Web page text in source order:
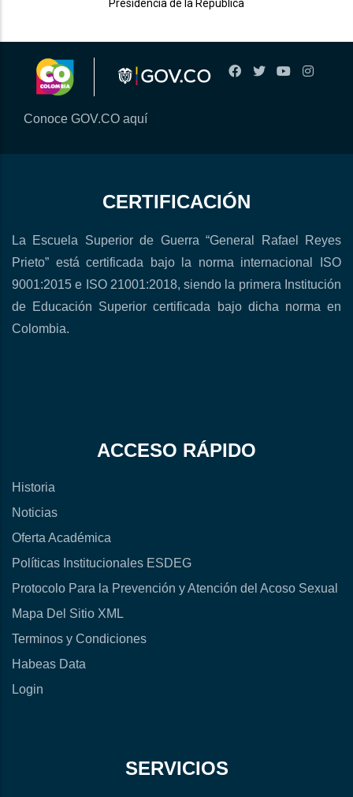
Presidencia de la República
Conoce GOV.CO aquí
CERTIFICACIÓN
La Escuela Superior de Guerra “General Rafael Reyes
Prieto” está certificada bajo la norma internacional ISO
9001:2015 e ISO 21001:2018, siendo la primera Institución
de Educación Superior certificada bajo dicha norma en
Colombia.
ACCESO RÁPIDO
Historia
Noticias
Oferta Académica
Políticas Institucionales ESDEG
Protocolo Para la Prevención y Atención del Acoso Sexual
Mapa Del Sitio XML
Terminos y Condiciones
Habeas Data
Login
SERVICIOS